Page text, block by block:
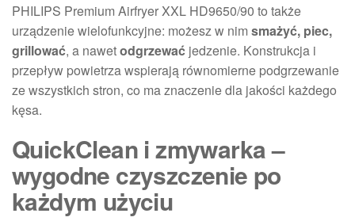
PHILIPS Premium Airfryer XXL HD9650/90 to także
urządzenie wielofunkcyjne: możesz w nim smażyć, piec,
grillować, a nawetodgrzewać jedzenie. Konstrukcja i
przepływ powietrza wspierają równomierne podgrzewanie
ze wszystkich stron, co ma znaczenie dla jakości każdego
kęsa.
QuickClean i zmywarka –
wygodne czyszczenie po
każdym użyciu